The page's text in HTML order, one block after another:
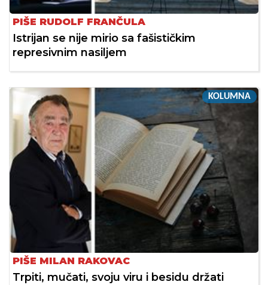
PIŠE RUDOLF FRANČULA
Istrijan se nije mirio sa fašističkim
represivnim nasiljem
KOLUMNA
PIŠE MILAN RAKOVAC
Trpiti, mučati, svoju viru i besidu držati